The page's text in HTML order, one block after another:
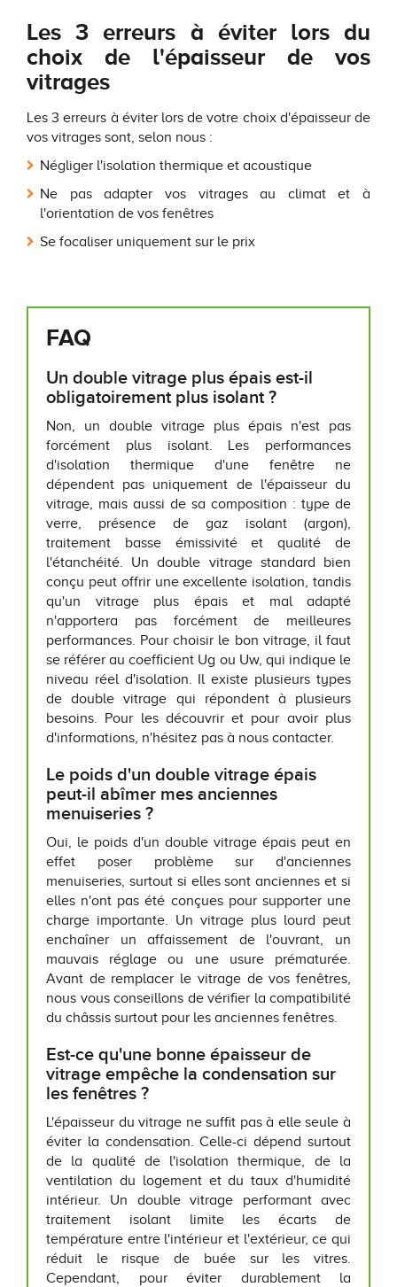
Les 3 erreurs à éviter lors du
choix de l'épaisseur de vos
vitrages
Les 3 erreurs à éviter lors de votre choix d'épaisseur de
vos vitrages sont, selon nous :
Négliger l'isolation thermique et acoustique
Ne pas adapter vos vitrages au climat et à
l'orientation de vos fenêtres
Se focaliser uniquement sur le prix
FAQ
Un double vitrage plus épais est-il
obligatoirement plus isolant ?
Non, un double vitrage plus épais n'est pas
forcément plus isolant. Les performances
d'isolation thermique d'une fenêtre ne
dépendent pas uniquement de l'épaisseur du
vitrage, mais aussi de sa composition : type de
verre, présence de gaz isolant (argon),
traitement basse émissivité et qualité de
l'étanchéité. Un double vitrage standard bien
conçu peut offrir une excellente isolation, tandis
qu'un vitrage plus épais et mal adapté
n'apportera pas forcément de meilleures
performances. Pour choisir le bon vitrage, il faut
se référer au coefficient Ug ou Uw, qui indique le
niveau réel d'isolation. Il existe plusieurs types
de double vitrage qui répondent à plusieurs
besoins. Pour les découvrir et pour avoir plus
d'informations, n'hésitez pas à nous contacter.
Le poids d'un double vitrage épais
peut-il abîmer mes anciennes
menuiseries ?
Oui, le poids d'un double vitrage épais peut en
effet poser problème sur d'anciennes
menuiseries, surtout si elles sont anciennes et si
elles n'ont pas été conçues pour supporter une
charge importante. Un vitrage plus lourd peut
enchaîner un affaissement de l'ouvrant, un
mauvais réglage ou une usure prématurée.
Avant de remplacer le vitrage de vos fenêtres,
nous vous conseillons de vérifier la compatibilité
du châssis surtout pour les anciennes fenêtres.
Est-ce qu'une bonne épaisseur de
vitrage empêche la condensation sur
les fenêtres ?
L'épaisseur du vitrage ne suffit pas à elle seule à
éviter la condensation. Celle-ci dépend surtout
de la qualité de l'isolation thermique, de la
ventilation du logement et du taux d'humidité
intérieur. Un double vitrage performant avec
traitement isolant limite les écarts de
température entre l'intérieur et l'extérieur, ce qui
réduit le risque de buée sur les vitres.
Cependant, pour éviter durablement la